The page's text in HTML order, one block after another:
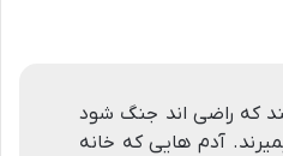
که راضی اند جنگ شود
آدم هایی که خانه